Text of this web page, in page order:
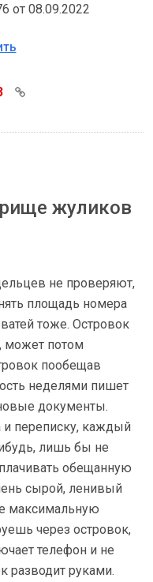
от 08.09.2022
жуликов
не проверяют,
площадь номера
тоже. Островок
может потом
пообещав
неделями пишет
документы.
переписку, каждый
лишь бы не
обещанную
сырой, ленивый
максимальную
через островок,
телефон и не
разводит руками.